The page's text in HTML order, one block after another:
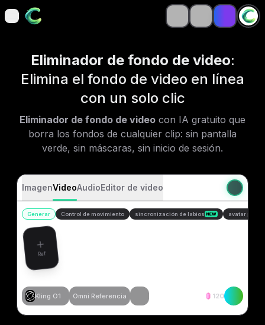
open navigation menu
open navigation menu
Eliminador de fondo de video:
Elimina el fondo de video en línea
con un solo clic
Eliminador de fondo de video con IA gratuito que
borra los fondos de cualquier clip: sin pantalla
verde, sin máscaras, sin inicio de sesión.
ImagenVideoAudioEditor de video
Generar Control de movimiento sincronización de labios NEW avatar
Ref
Kling O1 Omni Referencia 120